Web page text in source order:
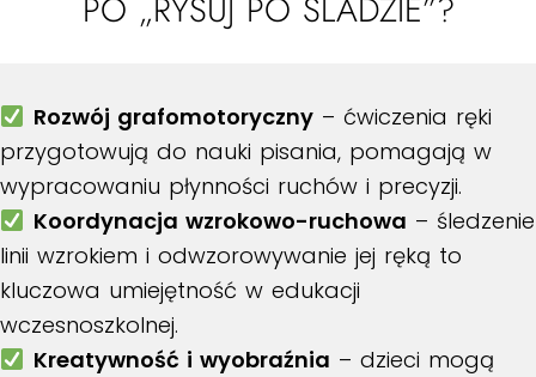
PO „RYSUJ PO ŚLADZIE”?
Rozwój grafomotoryczny– ćwiczenia ręki
przygotowują do nauki pisania, pomagają w
wypracowaniu płynności ruchów i precyzji.
Koordynacja wzrokowo-ruchowa – śledzenie
linii wzrokiem i odwzorowywanie jej ręką to
kluczowa umiejętność w edukacji
wczesnoszkolnej.
Kreatywność i wyobraźnia – dzieci mogą